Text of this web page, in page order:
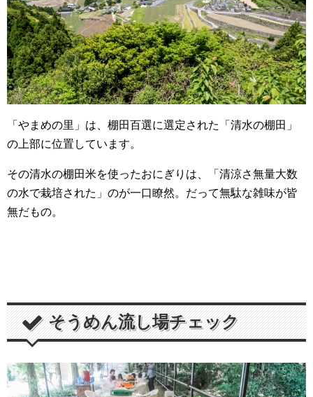
「やまめの里」は、棚田百選に選定された「清水の棚田」
の上部に位置しています。
その清水の棚田米を使ったおにぎりは、「清涼さ無量大数
の水で栽培された」のが一口瞭然。だって無駄な雑味が皆
無だもの。
そうめん流し場チェック